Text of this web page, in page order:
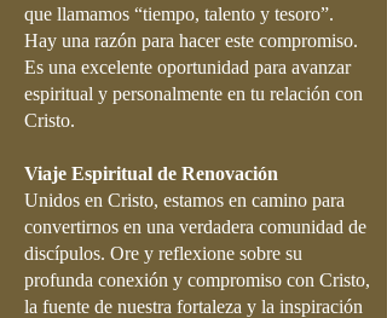
que llamamos “tiempo, talento y tesoro”.
Hay una razón para hacer este compromiso.
Es una excelente oportunidad para avanzar
espiritual y personalmente en tu relación con
Cristo.
Viaje Espiritual de Renovación
Unidos en Cristo, estamos en camino para
convertirnos en una verdadera comunidad de
discípulos. Ore y reflexione sobre su
profunda conexión y compromiso con Cristo,
la fuente de nuestra fortaleza y la inspiración